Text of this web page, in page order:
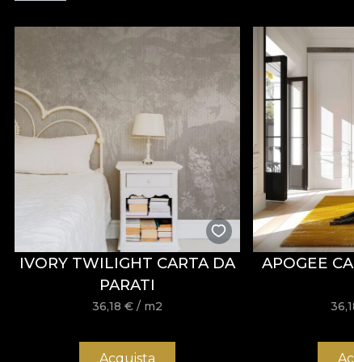
OEKO-TEX Standard 100
Cu o lățime de 142 ± 3 cm , VELVET oferă o bună
scămoșare, frecare umedă și uscată, precum și
Tip:material tricotat
Compoziție:
100% PES
Greutate: 300 g/mp ± 5%
142 ± 3 cm
Proprietăți:
Water Repellent, Fire Retardant
Certificări:OEKO-TEX Standard 100, REACH
Rezistență la abraziune:60.000 rubs
Întreținere: spălare la 30°C, călcare la temperatură
Material ORIGIN
IVORY TWILIGHT CARTA DA
PARATI
36,18€ / m2
Acquista
APOGEE